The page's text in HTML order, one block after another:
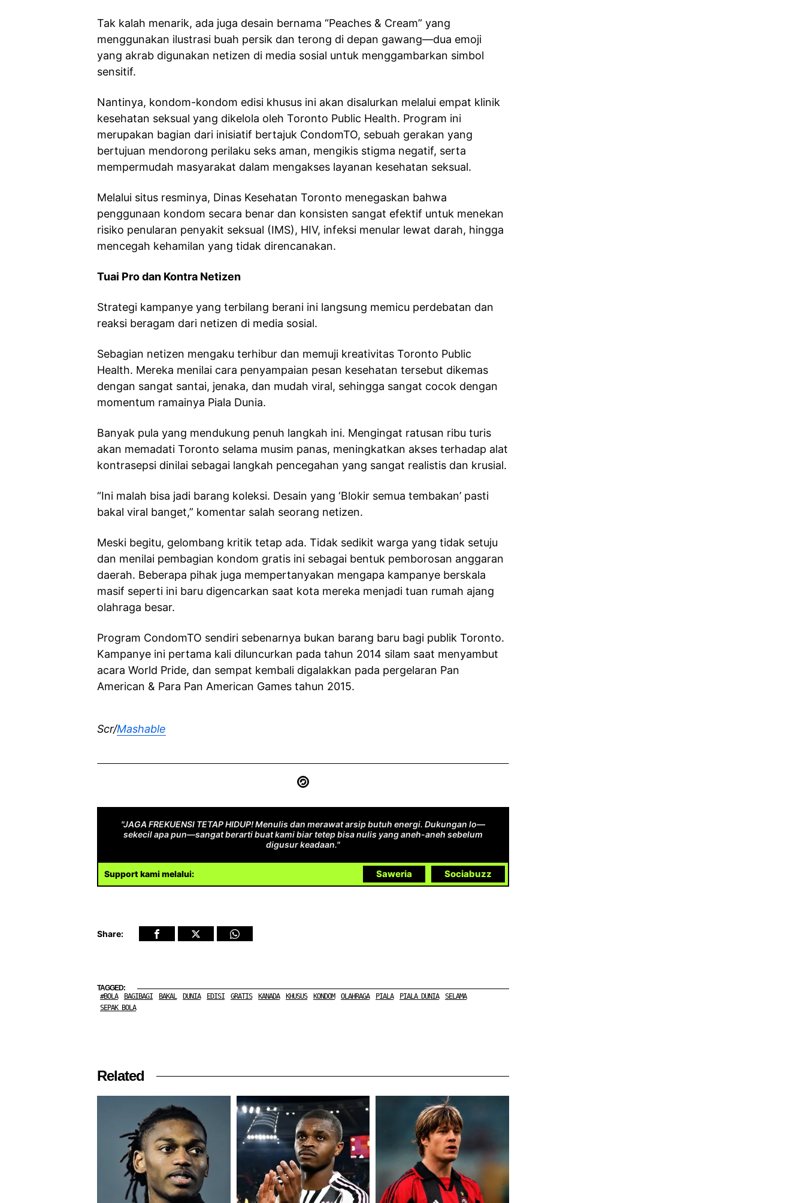
Tak kalah menarik, ada juga desain bernama “Peaches & Cream” yang
menggunakan ilustrasi buah persik dan terong di depan gawang—dua emoji
yang akrab digunakan netizen di media sosial untuk menggambarkan simbol
sensitif.
Nantinya, kondom-kondom edisi khusus ini akan disalurkan melalui empat klinik
kesehatan seksual yang dikelola oleh Toronto Public Health. Program ini
merupakan bagian dari inisiatif bertajuk CondomTO, sebuah gerakan yang
bertujuan mendorong perilaku seks aman, mengikis stigma negatif, serta
mempermudah masyarakat dalam mengakses layanan kesehatan seksual.
Melalui situs resminya, Dinas Kesehatan Toronto menegaskan bahwa
penggunaan kondom secara benar dan konsisten sangat efektif untuk menekan
risiko penularan penyakit seksual (IMS), HIV, infeksi menular lewat darah, hingga
mencegah kehamilan yang tidak direncanakan.
Tuai Pro dan Kontra Netizen
Strategi kampanye yang terbilang berani ini langsung memicu perdebatan dan
reaksi beragam dari netizen di media sosial.
Sebagian netizen mengaku terhibur dan memuji kreativitas Toronto Public
Health. Mereka menilai cara penyampaian pesan kesehatan tersebut dikemas
dengan sangat santai, jenaka, dan mudah viral, sehingga sangat cocok dengan
momentum ramainya Piala Dunia.
Banyak pula yang mendukung penuh langkah ini. Mengingat ratusan ribu turis
akan memadati Toronto selama musim panas, meningkatkan akses terhadap alat
kontrasepsi dinilai sebagai langkah pencegahan yang sangat realistis dan krusial.
“Ini malah bisa jadi barang koleksi. Desain yang ‘Blokir semua tembakan’ pasti
bakal viral banget,” komentar salah seorang netizen.
Meski begitu, gelombang kritik tetap ada. Tidak sedikit warga yang tidak setuju
dan menilai pembagian kondom gratis ini sebagai bentuk pemborosan anggaran
daerah. Beberapa pihak juga mempertanyakan mengapa kampanye berskala
masif seperti ini baru digencarkan saat kota mereka menjadi tuan rumah ajang
olahraga besar.
Program CondomTO sendiri sebenarnya bukan barang baru bagi publik Toronto.
Kampanye ini pertama kali diluncurkan pada tahun 2014 silam saat menyambut
acara World Pride, dan sempat kembali digalakkan pada pergelaran Pan
American & Para Pan American Games tahun 2015.
Scr/Mashable
"JAGA FREKUENSI TETAP HIDUP! Menulis dan merawat arsip butuh energi. Dukungan lo—
sekecil apa pun—sangat berarti buat kami biar tetep bisa nulis yang aneh-aneh sebelum
digusur keadaan."
Support kami melalui: Saweria Sociabuzz
Share:
TAGGED:
#BOLA
BAGIBAGI BAKAL DUNIA EDISI GRATIS KANADA KHUSUS KONDOM OLAHRAGA PIALA PIALA DUNIA
SELAMA
SEPAK BOLA
Related